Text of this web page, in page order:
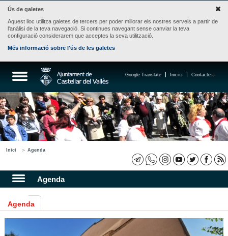
Ús de galetes
Aquest lloc utilitza galetes de tercers per poder millorar els nostres serveis a partir de
l'anàlisi de la teva navegació. Si continues navegant sense canviar la teva
configuració considerarem que acceptes la seva utilització.
Més informació sobre l'ús de les galetes
Contacte
Inici
Google Translate
Inici Agenda
Agenda
Agenda